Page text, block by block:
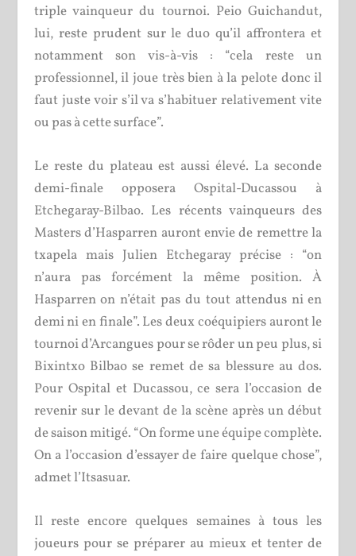
triple vainqueur du tournoi. Peio Guichandut,
lui, reste prudent sur le duo qu’il affrontera et
notamment son vis-à-vis : “cela reste un
professionnel, il joue très bien à la pelote donc il
faut juste voir s’il va s’habituer relativement vite
ou pas à cette surface”.
Le reste du plateau est aussi élevé. La seconde
demi-finale opposera Ospital-Ducassou à
Etchegaray-Bilbao. Les récents vainqueurs des
Masters d’Hasparren auront envie de remettre la
txapela mais Julien Etchegaray précise : “on
n’aura pas forcément la même position. À
Hasparren on n’était pas du tout attendus ni en
demi ni en finale”. Les deux coéquipiers auront le
tournoi d’Arcangues pour se rôder un peu plus, si
Bixintxo Bilbao se remet de sa blessure au dos.
Pour Ospital et Ducassou, ce sera l’occasion de
revenir sur le devant de la scène après un début
de saison mitigé. “On forme une équipe complète.
On a l’occasion d’essayer de faire quelque chose”,
admet l’Itsasuar.
Il reste encore quelques semaines à tous les
joueurs pour se préparer au mieux et tenter de